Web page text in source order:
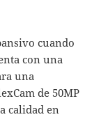
cuando
con una
una
de 50MP
calidad en